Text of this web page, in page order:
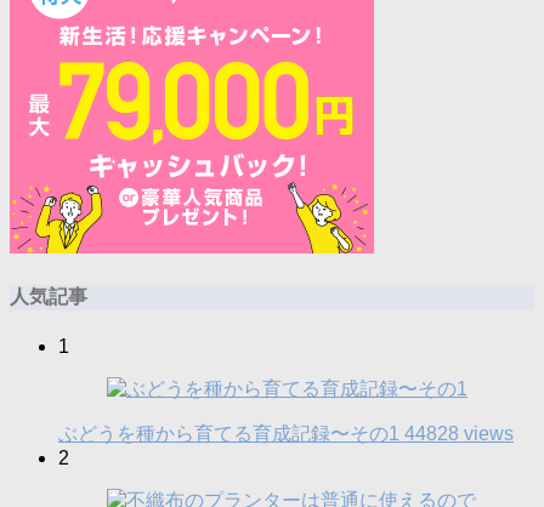
人気記事
1
ぶどうを種から育てる育成記録〜その1 44828 views
2